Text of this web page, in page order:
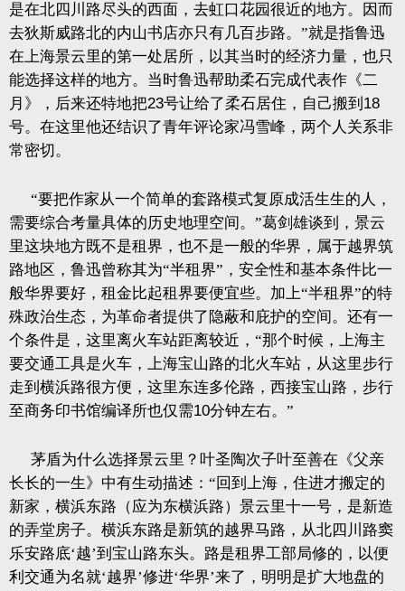
是在北四川路尽头的西面，去虹口花园很近的地方。因而
去狄斯威路北的内山书店亦只有几百步路。”就是指鲁迅
在上海景云里的第一处居所，以其当时的经济力量，也只
能选择这样的地方。当时鲁迅帮助柔石完成代表作《二
月》，后来还特地把23号让给了柔石居住，自己搬到 18
号。在这里他还结识了青年评论家冯雪峰，两个人关系非
常密切。
“要把作家从一个简单的套路模式复原成活生生的人，
需要综合考量具体的历史地理空间。”葛剑雄谈到，景云
里这块地方既不是租界，也不是一般的华界，属于越界筑
路地区，鲁迅曾称其为“半租界”，安全性和基本条件比一
般华界要好，租金比起租界要便宜些。加上“半租界”的特
殊政治生态，为革命者提供了隐蔽和庇护的空间。还有一
个条件是，这里离火车站距离较近，“那个时候，上海主
要交通工具是火车，上海宝山路的北火车站，从这里步行
走到横浜路很方便，这里东连多伦路，西接宝山路，步行
至商务印书馆编译所也仅需10分钟左右。”
茅盾为什么选择景云里？叶圣陶次子叶至善在《父亲
长长的一生》中有生动描述：“回到上海，住进才搬定的
新家，横浜东路（应为东横浜路）景云里十一号，是新造
的弄堂房子。横浜东路是新筑的越界马路，从北四川路窦
乐安路底‘越’到宝山路东头。路是租界工部局修的，以便
利交通为名就‘越界’修进‘华界’来了，明明是扩大地盘的